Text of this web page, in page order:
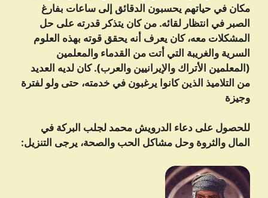
مكان في حياتهم يحسبون الدقائق إلى ساعات بفارغ
الصبر في انتظار لقائه. من كان يتذكر قدرته على حل
المشكلات معه، كان يعرف أنه يحقق قوته بهذه العلوم
السرية والغريبة التي أتت من القدماء والمعلمين
(المعلمين الأتراك والإيرانيين والعرب). كان لديه العديد
من التلاميذ الذين كانوا يرغبون في خدمته، حتى ولو لفترة
وجيزة
للحصول على دعاء الدرویش محمد لجلب البركة في
المال والثروة وحل مشاكل الحب والصحة، يرجى التنزيل: